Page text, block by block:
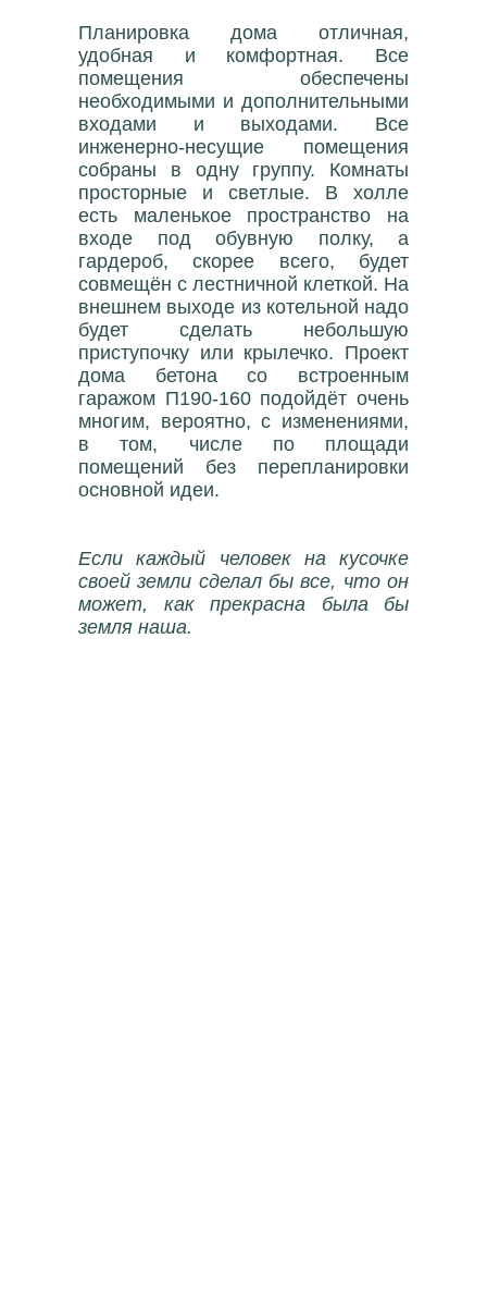
Планировка дома отличная,
удобная и комфортная. Все
помещения обеспечены
необходимыми и дополнительными
входами и выходами. Все
инженерно-несущие помещения
собраны в одну группу. Комнаты
просторные и светлые. В холле
есть маленькое пространство на
входе под обувную полку, а
гардероб, скорее всего, будет
совмещён с лестничной клеткой. На
внешнем выходе из котельной надо
будет сделать небольшую
приступочку или крылечко. Проект
дома бетона со встроенным
гаражом П190-160 подойдёт очень
многим, вероятно, с изменениями,
в том, числе по площади
помещений без перепланировки
основной идеи.
Если каждый человек на кусочке
своей земли сделал бы все, что он
может, как прекрасна была бы
земля наша.